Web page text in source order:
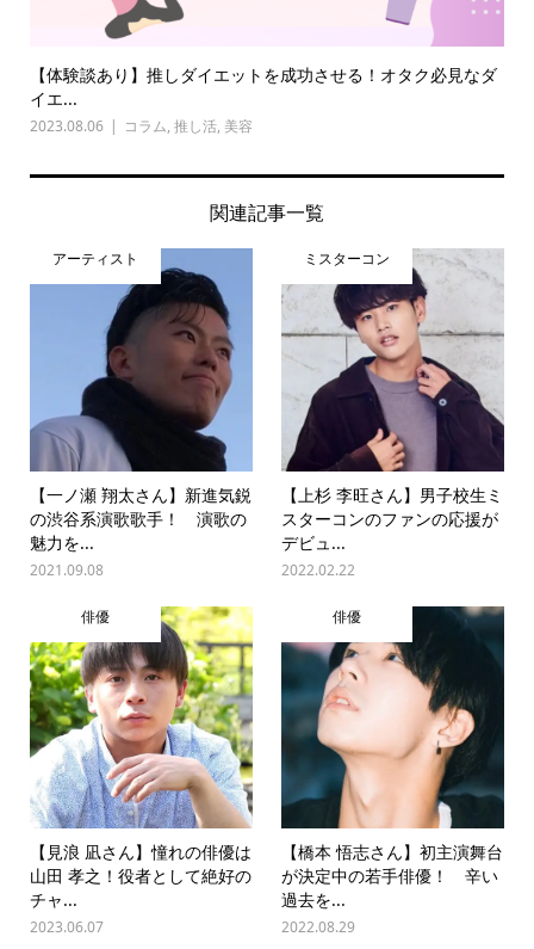
【体験談あり】推しダイエットを成功させる！オタク必見なダ
イエ...
2023.08.06 コラム, 推し活, 美容
関連記事一覧
アーティスト
【一ノ瀬 翔太さん】新進気鋭
の渋谷系演歌歌手！ 演歌の
魅力を...
2021.09.08
ミスターコン
【上杉 李旺さん】男子校生ミ
スターコンのファンの応援が
デビュ...
2022.02.22
俳優
【見浪 凪さん】憧れの俳優は
山田 孝之！役者として絶好の
チャ...
2023.06.07
俳優
【橋本 悟志さん】初主演舞台
が決定中の若手俳優！ 辛い
過去を...
2022.08.29